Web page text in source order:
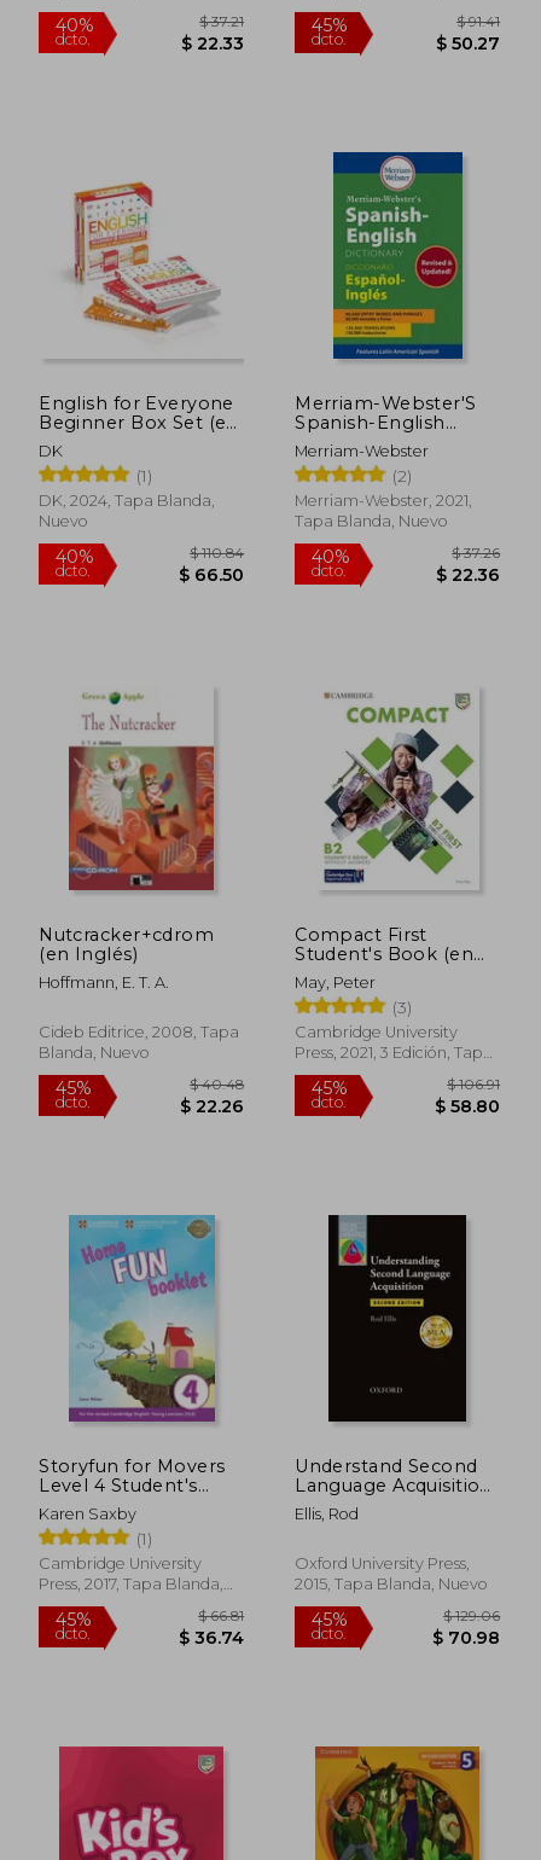
dcto. $ 23.07 dcto.
40%
$ 22.33
45%
dcto.
English for Everyone
Beginner Box Set (en
Inglés)
DK
(1)
DK, 2024, Tapa Blanda,
Nuevo
40%
Merriam-Webster'S
Spanish-English
Dictionary
Merriam-Webster
(2)
Merriam-Webster, 2021,
Tapa Blanda, Nuevo
40%
Nutcracker+cdrom
(en Inglés)
Hoffmann, E. T. A.
Cideb Editrice, 2008, Tapa
Blanda, Nuevo
Compact First
Student's Book (en
Inglés)
May, Peter
(3)
Cambridge University
Press, 2021, 3 Edición, Tapa
Blanda, Nuevo
Storyfun for Movers
Level 4 Student's
Book with Online
Activities and Home
Fun Booklet 4 (en
Inglés)
Karen Saxby
(1)
Cambridge University
Press, 2017, Tapa Blanda,
Nuevo
Understand Second
Language Acquisition
2nd Edition (Oxford
Applied Linguistics)
Ellis, Rod
Oxford University Press,
2015, Tapa Blanda, Nuevo